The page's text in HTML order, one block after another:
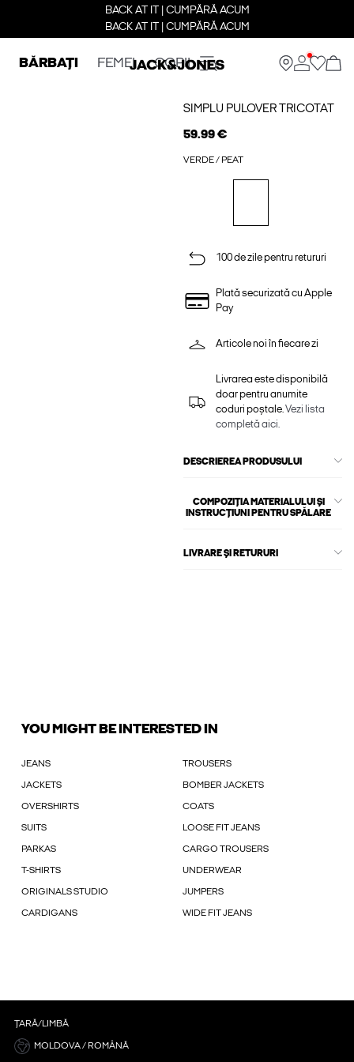
BACK AT IT | CUMPĂRĂ ACUM
BACK AT IT | CUMPĂRĂ ACUM
BĂRBAȚI FEMEI COPII
SIMPLU PULOVER TRICOTAT
59.99 €
VERDE / PEAT
100 de zile pentru retururi
Plată securizată cu Apple
Pay
Articole noi în fiecare zi
Livrarea este disponibilă
doar pentru anumite
coduri poștale.Vezi lista
completă aici.
DESCRIEREA PRODUSULUI
COMPOZIȚIA MATERIALULUI ȘI
INSTRUCȚIUNI PENTRU SPĂLARE
LIVRARE ȘI RETURURI
YOU MIGHT BE INTERESTED IN
JEANS TROUSERS
JACKETS BOMBER JACKETS
OVERSHIRTS COATS
SUITS LOOSE FIT JEANS
PARKAS CARGO TROUSERS
T-SHIRTS UNDERWEAR
ORIGINALS STUDIO JUMPERS
CARDIGANS WIDE FIT JEANS
ȚARĂ/LIMBĂ
MOLDOVA / ROMÂNĂ